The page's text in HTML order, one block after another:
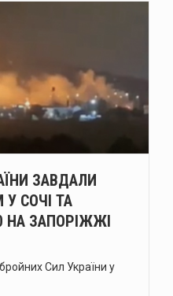
ЗАВДАЛИ
СОЧІ ТА
НА ЗАПОРІЖЖІ
Сил України у